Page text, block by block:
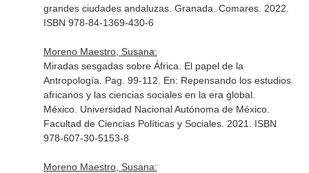
grandes ciudades andaluzas. Granada. Comares. 2022.
ISBN 978-84-1369-430-6
Moreno Maestro, Susana:
Miradas sesgadas sobre África. El papel de la
Antropología. Pag. 99-112. En: Repensando los estudios
africanos y las ciencias sociales en la era global.
México. Universidad Nacional Autónoma de México.
Facultad de Ciencias Políticas y Sociales. 2021. ISBN
978-607-30-5153-8
Moreno Maestro, Susana: